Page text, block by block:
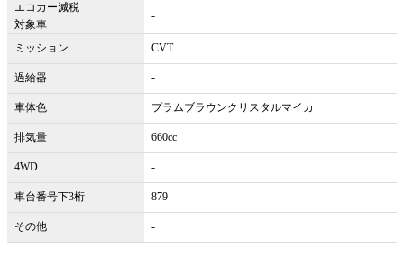
エコカー減税
対象車
-
ミッション CVT
過給器 -
車体色 プラムブラウンクリスタルマイカ
排気量 660cc
4WD -
車台番号下3桁 879
その他 -